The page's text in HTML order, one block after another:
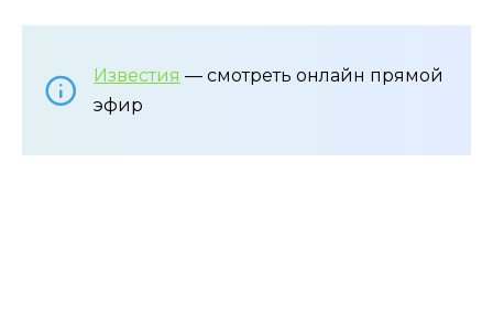
Известия — смотреть онлайн прямой
эфир